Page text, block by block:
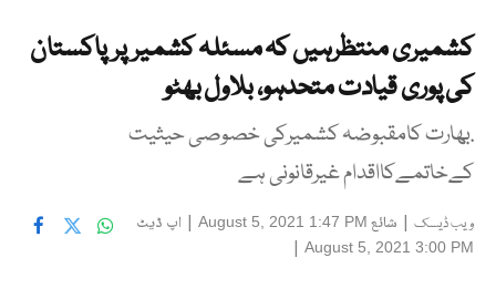
کشمیری منتظرہیں کہ مسئلہ کشمیرپرپاکستان
کی پوری قیادت متحدہو، بلاول بھٹو
.بھارت کامقبوضہ کشمیرکی خصوصی حیثیت
کےخاتمےکااقدام غیرقانونی ہے
ویب ڈیسک | شائع August 5, 2021 1:47 PM
| اپ ڈیٹ
August 5, 2021 3:00 PM
|